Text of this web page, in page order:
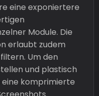
eine exponiertere
Module. Die
erlaubt zudem
Um den
und plastisch
eine komprimierte